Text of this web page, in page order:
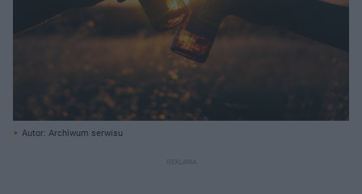
Autor: Archiwum serwisu